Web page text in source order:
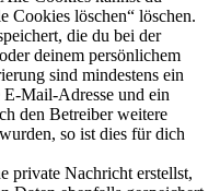
Cookies löschen“ löschen.
die du bei der
deinem persönlichem
sind mindestens ein
E-Mail-Adresse und ein
den Betreiber weitere
so ist dies für dich
private Nachricht erstellst,